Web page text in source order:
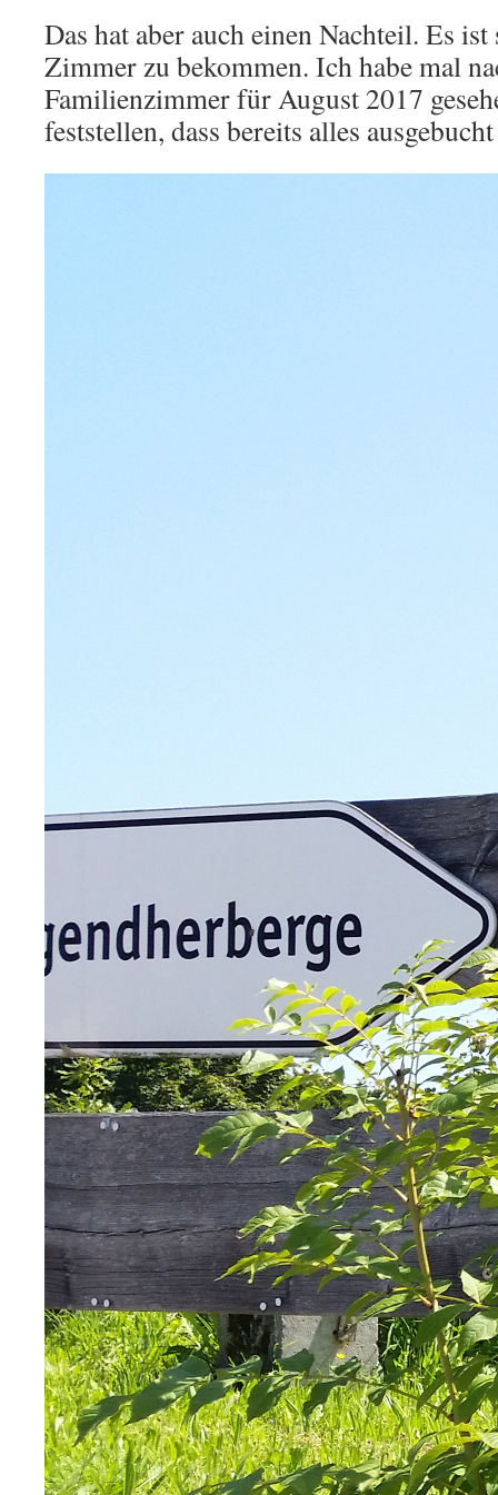
Das hat aber auch einen Nachteil. Es
Zimmer zu bekommen. Ich habe mal
Familienzimmer für August 2017
feststellen, dass bereits alles